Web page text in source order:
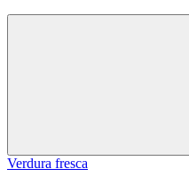
Verdura fresca